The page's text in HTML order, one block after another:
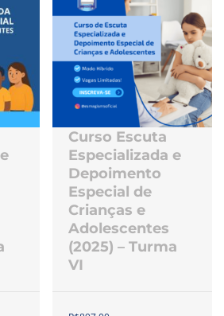
Curso Escuta
Especializada e
Depoimento
Especial de
Crianças e
Adolescentes
(2025) – Turma
VI